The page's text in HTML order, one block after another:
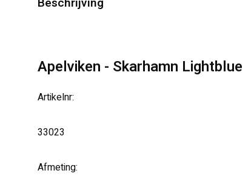
Apelviken - Skarhamn Lightblue
Artikelnr:
33023
Afmeting: